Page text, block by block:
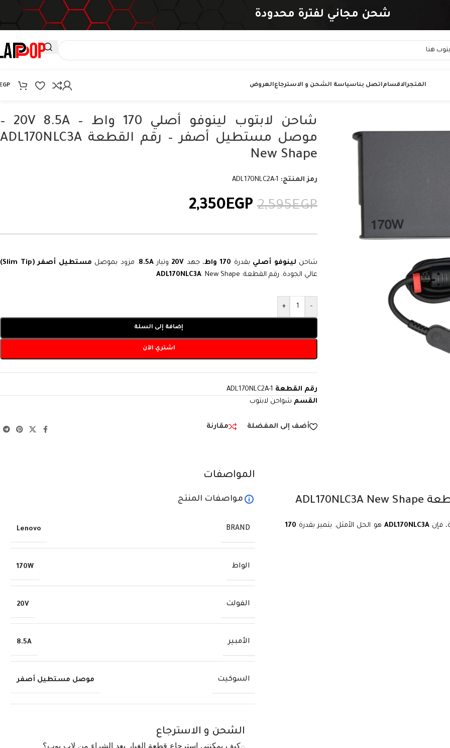
شحن مجاني لفترة محدودة
المتجرالاقساماتصل بناسياسة الشحن و الاسترجاعالعروض
شاحن لابتوب لينوفو أصلي 170 واط – 20V 8.5A –
موصل مستطيل أصفر – رقم القطعة ADL170NLC3A
New Shape
رمز المنتج: ADL170NLC2A-1
2,595EGP
2,350EGP
شاحن لينوفو أصلي بقدرة 170 واط ، جهد 20V وتيار 8.5A. مزود بموصل مستطيل أصفر (Slim Tip)
عالي الجودة. رقم القطعة:
ADL170NLC3A. New Shape
-
+
إضافة إلى السلة
اشتري الآن
رقم القطعة ADL170NLC2A-1
القسم شواحن لابتوب
أضف إلى المفضلة مقارنة
فإنADL170NLC3A هو الحل الأمثل. يتميز بقدرة 170
المواصفات
مواصفات المنتج
BRAND
Lenovo
الواط 170W
الفولت 20V
الأمبير 8.5A
السوكيت موصل مستطيل أصفر
الشحن و الاسترجاع
كيف يمكنني استرجاع قطعة الغيار بعد الشراء من لاب بوب؟